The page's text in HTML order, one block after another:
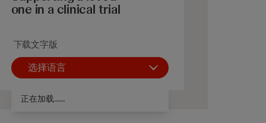
one in a clinical trial
下载文字版
选择语言
正在加载……